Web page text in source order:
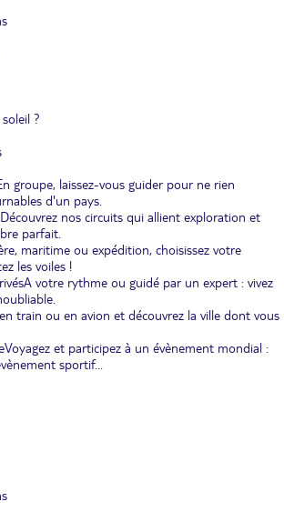
?
groupe, laissez-vous guider pour ne rien
d'un pays.
Découvrez nos circuits qui allient exploration et
parfait.
maritime ou expédition, choisissez votre
les voiles !
A votre rythme ou guidé par un expert : vivez
train ou en avion et découvrez la ville dont vous
Voyagez et participez à un évènement mondial :
sportif...